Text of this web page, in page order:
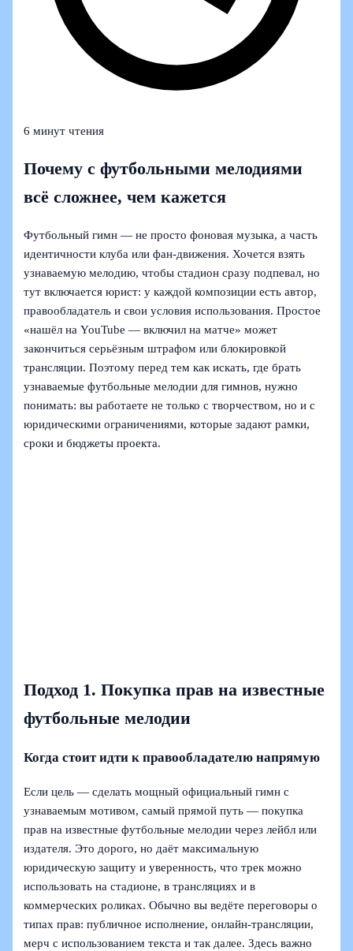
6 минут чтения
Почему с футбольными мелодиями
всё сложнее, чем кажется
Футбольный гимн — не просто фоновая музыка, а часть
идентичности клуба или фан-движения. Хочется взять
узнаваемую мелодию, чтобы стадион сразу подпевал, но
тут включается юрист: у каждой композиции есть автор,
правообладатель и свои условия использования. Простое
«нашёл на YouTube — включил на матче» может
закончиться серьёзным штрафом или блокировкой
трансляции. Поэтому перед тем как искать, где брать
узнаваемые футбольные мелодии для гимнов, нужно
понимать: вы работаете не только с творчеством, но и с
юридическими ограничениями, которые задают рамки,
сроки и бюджеты проекта.
Подход 1. Покупка прав на известные
футбольные мелодии
Когда стоит идти к правообладателю напрямую
Если цель — сделать мощный официальный гимн с
узнаваемым мотивом, самый прямой путь — покупка
прав на известные футбольные мелодии через лейбл или
издателя. Это дорого, но даёт максимальную
юридическую защиту и уверенность, что трек можно
использовать на стадионе, в трансляциях и в
коммерческих роликах. Обычно вы ведёте переговоры о
типах прав: публичное исполнение, онлайн-трансляции,
мерч с использованием текста и так далее. Здесь важно